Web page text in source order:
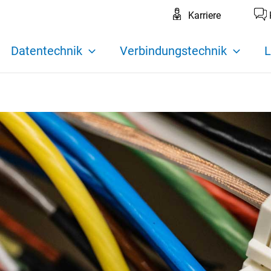
Karriere
Datentechnik Verbindungstechnik